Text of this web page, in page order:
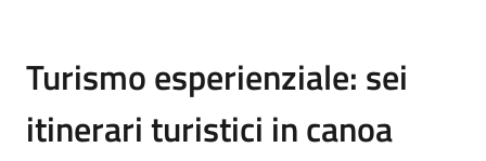
Turismo esperienziale: sei
itinerari turistici in canoa